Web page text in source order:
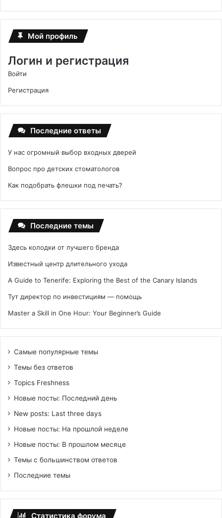
Мой профиль
Логин и регистрация
Войти
Регистрация
Последние ответы
У нас огромный выбор входных дверей
Вопрос про детских стоматологов
Как подобрать флешки под печать?
Последние темы
Здесь колодки от лучшего бренда
Известный центр длительного ухода
A Guide to Tenerife: Exploring the Best of the Canary Islands
Тут директор по инвестициям — помощь
Master a Skill in One Hour: Your Beginner’s Guide
Самые популярные темы
Темы без ответов
Topics Freshness
Новые посты: Последний день
New posts: Last three days
Новые посты: На прошлой неделе
Новые посты: В прошлом месяце
Темы с большинством ответов
Последние темы
Статистика форума